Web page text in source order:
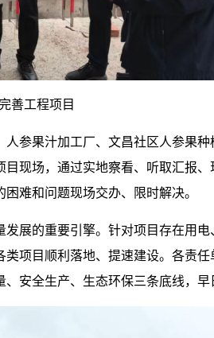
善工程项目
参果汁加工厂、文昌社区人参果
现场，通过实地察看、听取汇报
难和问题现场交办、限时解决。
展的重要引擎。针对项目存在用
项目顺利落地、提速建设。各责
安全生产、生态环保三条底线，早